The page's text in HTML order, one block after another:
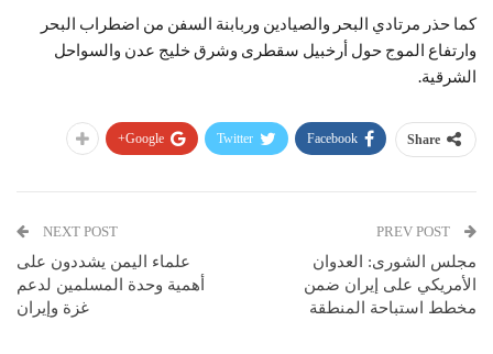
كما حذر مرتادي البحر والصيادين وربابنة السفن من اضطراب البحر
وارتفاع الموج حول أرخبيل سقطرى وشرق خليج عدن والسواحل
الشرقية.
Share
Facebook
Twitter
Google+
مجلس الشورى: العدوان
الأمريكي على إيران ضمن
مخطط استباحة المنطقة
NEXT POST
علماء اليمن يشددون على
أهمية وحدة المسلمين لدعم
غزة وإيران